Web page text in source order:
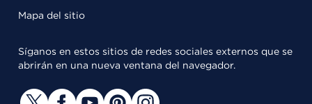
Mapa del sitio
Síganos en estos sitios de redes sociales externos que se
abrirán en una nueva ventana del navegador.